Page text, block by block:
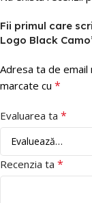
Fii primul care
Logo Black
Adresa ta de email
marcate cu *
Evaluarea ta *
Recenzia ta *